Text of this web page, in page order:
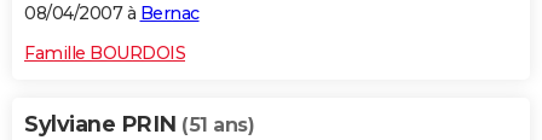
08/04/2007 à Bernac
Famille BOURDOIS
Sylviane PRIN (51 ans)